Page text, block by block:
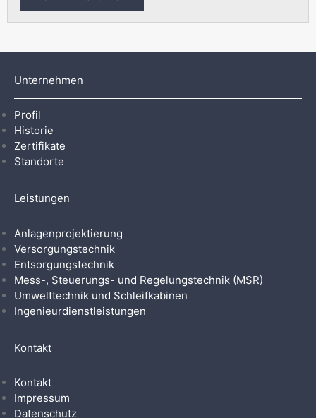
Unternehmen
Profil
Historie
Zertifikate
Standorte
Leistungen
Anlagenprojektierung
Versorgungstechnik
Entsorgungstechnik
Mess-, Steuerungs- und Regelungstechnik (MSR)
Umwelttechnik und Schleifkabinen
Ingenieurdienstleistungen
Kontakt
Kontakt
Impressum
Datenschutz